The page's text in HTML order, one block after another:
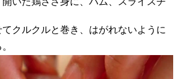
クルクルと巻き、はがれないように